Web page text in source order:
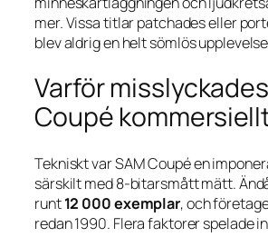
mer. Vissa titlar patchades eller
blev aldrig en helt sömlös
Varför
Coupé
Tekniskt var SAM Coupé en
särskilt med 8-bitarsmått mätt.
runt12 000 exemplar, och
redan 1990. Flera faktorer spelade